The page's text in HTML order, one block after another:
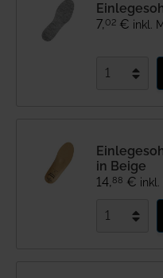
7,02 € inkl.
in Beige
14,88 € inkl.